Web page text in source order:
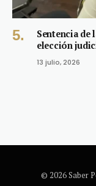
Sentencia de
elección
13 julio, 2026
© 2026 Saber